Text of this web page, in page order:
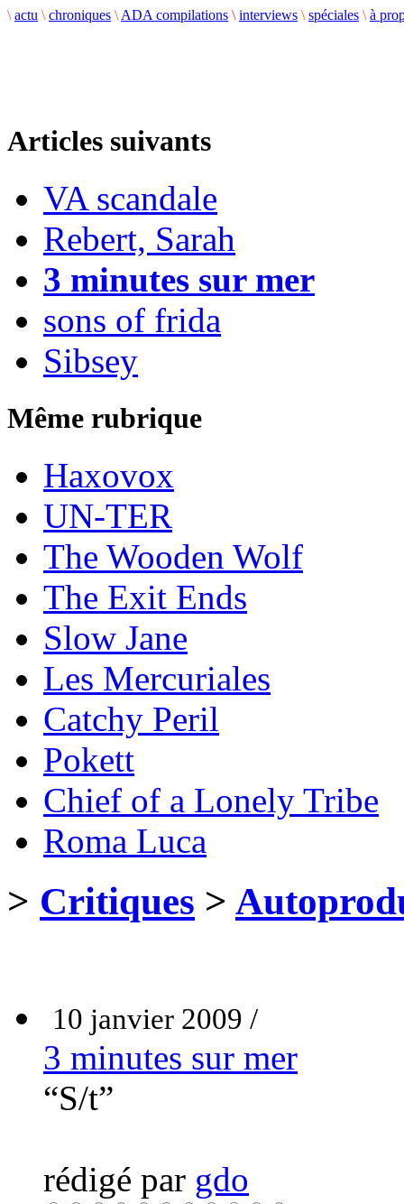
\ actu \ chroniques \ ADA compilations \ interviews \ spéciales \ à
Articles suivants
VA scandale
Rebert, Sarah
3 minutes sur mer
sons of frida
Sibsey
Même rubrique
Haxovox
UN-TER
The Wooden Wolf
The Exit Ends
Slow Jane
Les Mercuriales
Catchy Peril
Pokett
Chief of a Lonely Tribe
Roma Luca
> Critiques >
10 janvier 2009 /
3 minutes sur mer
“S/t”
rédigé par gdo